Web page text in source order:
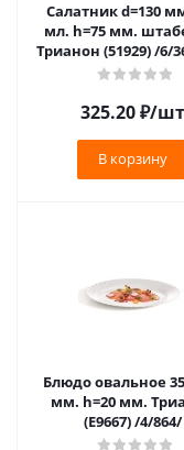
Салатник d=130
мл. h=75 мм.
Трианон (51929) /6/
325.20₽/шт
В корзину
Блюдо овальное
мм. h=20 мм.
(E9667) /4/864/